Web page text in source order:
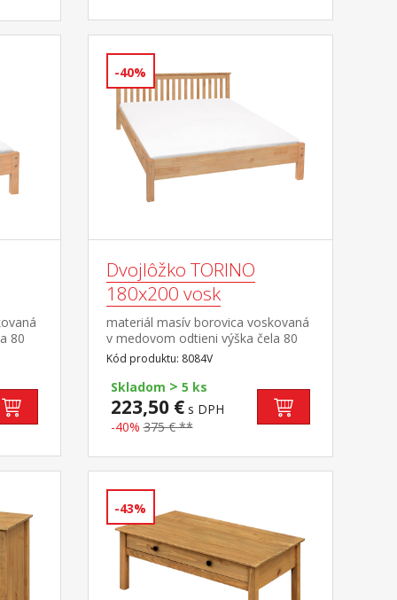
80
90
-40%
Dvojlôžko TORINO
180x200 vosk
materiál masív borovica voskovaná
v medovom odtieni výška čela 80
cm, výška sedu 38 cm, cena bez
roštu a matraca minimálna
odporúčaná výška matraca 15
cm odporúčaný rozmer matraca
180 × 200 cm alebo 2 kusy 90 × 200
cm a rošt R4 alebo 2 kusy
Kód produktu: 8084V
Skladom > 5 ks
223,50 €s DPH
-40% 375 € **
-43%